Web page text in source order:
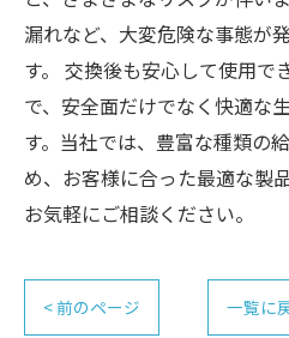
漏れなど、大変危険な事態が
す。 交換後も安心して使用で
で、安全面だけでなく快適な
す。当社では、豊富な種類の
め、お客様に合った最適な製
お気軽にご相談ください。
< 前のページ 一覧に